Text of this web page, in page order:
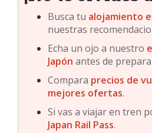
Busca tu alojamiento
nuestras
Echa un ojo a nuestro
Japón antes de
Compara precios de
mejores ofertas.
Si vas a viajar en tren
Japan Rail Pass.